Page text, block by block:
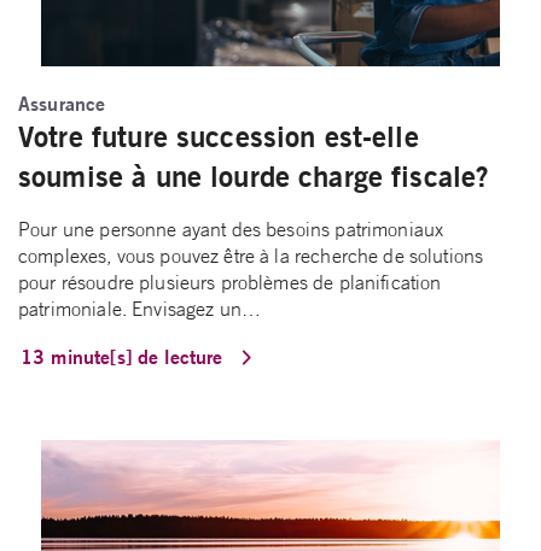
Assurance
Votre future succession est-elle
soumise à une lourde charge fiscale?
Pour une personne ayant des besoins patrimoniaux
complexes, vous pouvez être à la recherche de solutions
pour résoudre plusieurs problèmes de planification
patrimoniale. Envisagez un…
13 minute[s] de lecture